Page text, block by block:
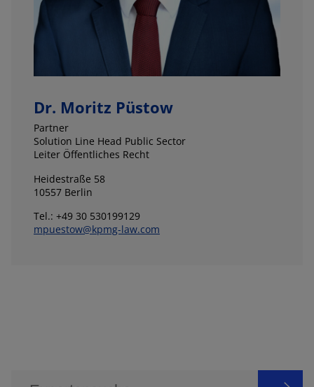
Dr. Moritz Püstow
Partner
Solution Line Head Public Sector
Leiter Öffentliches Recht
Heidestraße 58
10557 Berlin
Tel.: +49 30 530199129
mpuestow@kpmg-law.com